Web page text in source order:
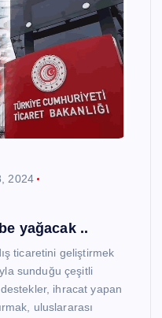
2024
yağacak ..
ticaretini geliştirmek
sunduğu çeşitli
ihracat yapan
uluslararası